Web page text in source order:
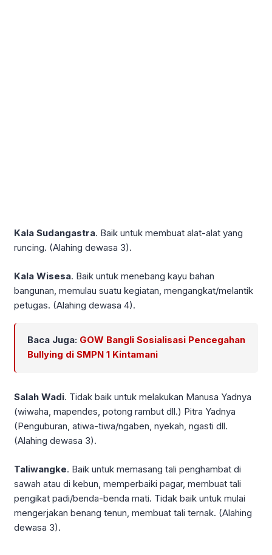
Kala Sudangastra. Baik untuk membuat alat-alat yang
runcing. (Alahing dewasa 3).
Kala Wisesa. Baik untuk menebang kayu bahan
bangunan, memulau suatu kegiatan, mengangkat/melantik
petugas. (Alahing dewasa 4).
Baca Juga: GOW Bangli Sosialisasi Pencegahan
Bullying di SMPN 1 Kintamani
Salah Wadi. Tidak baik untuk melakukan Manusa Yadnya
(wiwaha, mapendes, potong rambut dll.) Pitra Yadnya
(Penguburan, atiwa-tiwa/ngaben, nyekah, ngasti dll.
(Alahing dewasa 3).
Taliwangke. Baik untuk memasang tali penghambat di
sawah atau di kebun, memperbaiki pagar, membuat tali
pengikat padi/benda-benda mati. Tidak baik untuk mulai
mengerjakan benang tenun, membuat tali ternak. (Alahing
dewasa 3).